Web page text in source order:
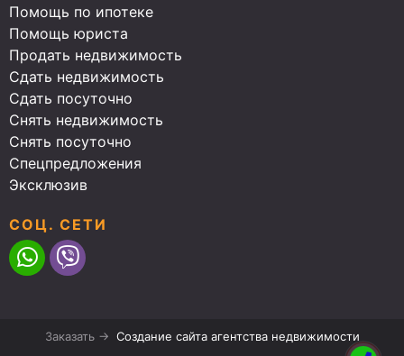
Помощь по ипотеке
Помощь юриста
Продать недвижимость
Сдать недвижимость
Сдать посуточно
Снять недвижимость
Снять посуточно
Спецпредложения
Эксклюзив
СОЦ. СЕТИ
Заказать → Создание сайта агентства недвижимости